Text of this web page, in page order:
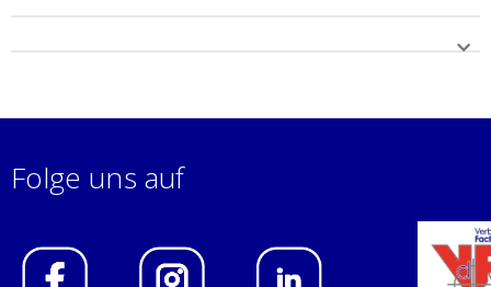
Folge uns auf